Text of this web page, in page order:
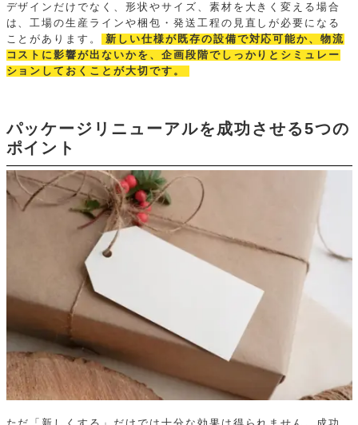
デザインだけでなく、形状やサイズ、素材を大きく変える場合
は、工場の生産ラインや梱包・発送工程の見直しが必要になる
ことがあります。
新しい仕様が既存の設備で対応可能か、物流
コストに影響が出ないかを、企画段階でしっかりとシミュレー
ションしておくことが大切です。
パッケージリニューアルを成功させる5つの
ポイント